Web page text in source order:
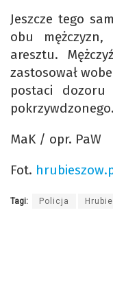
Jeszcze tego
obu
aresztu.
zastosował
postaci
pokrzywdzonego.
MaK / opr. PaW
Fot.
Tagi: Policja